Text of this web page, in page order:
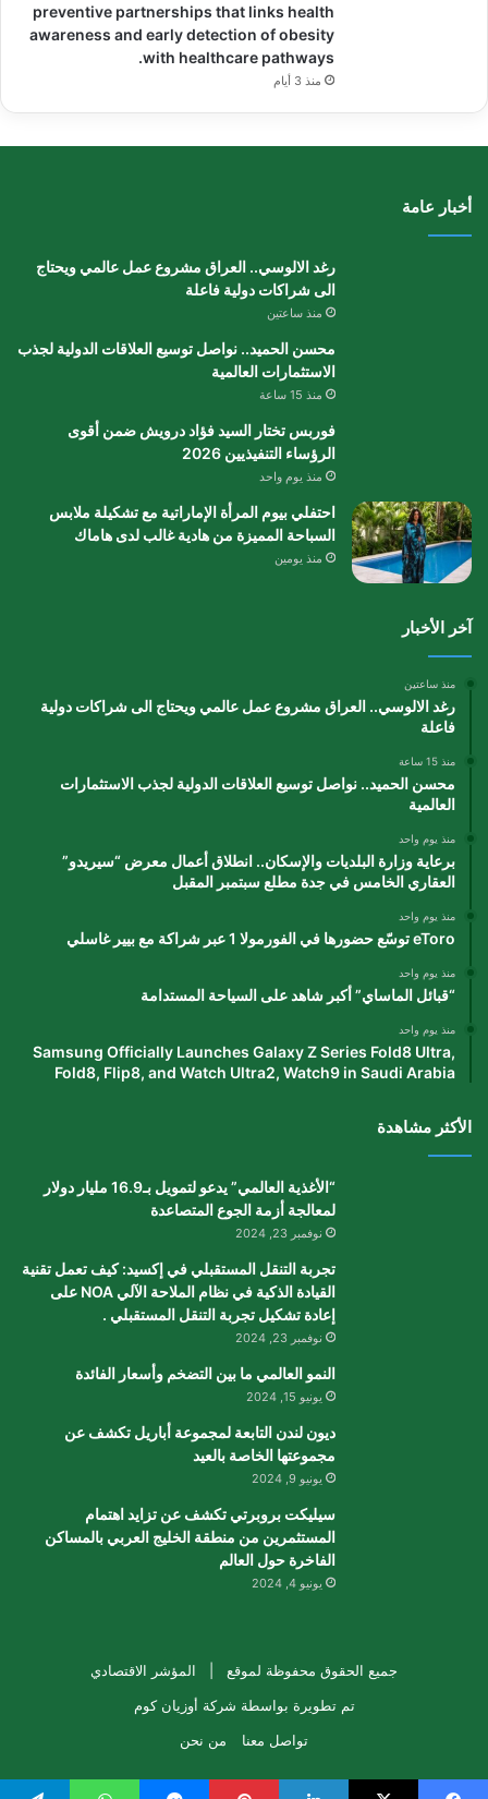
preventive partnerships that links health
awareness and early detection of obesity
with healthcare pathways.
منذ 3 أيام
أخبار عامة
رغد الالوسي.. العراق مشروع عمل عالمي ويحتاج
الى شراكات دولية فاعلة
منذ ساعتين
محسن الحميد.. نواصل توسيع العلاقات الدولية لجذب
الاستثمارات العالمية
منذ 15 ساعة
فوربس تختار السيد فؤاد درويش ضمن أقوى
الرؤساء التنفيذيين 2026
منذ يوم واحد
احتفلي بيوم المرأة الإماراتية مع تشكيلة ملابس
السباحة المميزة من هادية غالب لدى هاماك
منذ يومين
آخر الأخبار
منذ ساعتين
رغد الالوسي.. العراق مشروع عمل عالمي ويحتاج الى شراكات دولية
فاعلة
منذ 15 ساعة
محسن الحميد.. نواصل توسيع العلاقات الدولية لجذب الاستثمارات
العالمية
منذ يوم واحد
برعاية وزارة البلديات والإسكان.. انطلاق أعمال معرض “سيريدو”
العقاري الخامس في جدة مطلع سبتمبر المقبل
منذ يوم واحد
eToro توسّع حضورها في الفورمولا 1 عبر شراكة مع بيير غاسلي
منذ يوم واحد
“قبائل الماساي” أكبر شاهد على السياحة المستدامة
منذ يوم واحد
Samsung Officially Launches Galaxy Z Series Fold8 Ultra,
Fold8, Flip8, and Watch Ultra2, Watch9 in Saudi Arabia
الأكثر مشاهدة
“الأغذية العالمي” يدعو لتمويل بـ16.9 مليار دولار
لمعالجة أزمة الجوع المتصاعدة
نوفمبر 23, 2024
تجربة التنقل المستقبلي في إكسيد: كيف تعمل تقنية
القيادة الذكية في نظام الملاحة الآلي NOA على
إعادة تشكيل تجربة التنقل المستقبلي .
نوفمبر 23, 2024
النمو العالمي ما بين التضخم وأسعار الفائدة
يونيو 15, 2024
ديون لندن التابعة لمجموعة أباريل تكشف عن
مجموعتها الخاصة بالعيد
يونيو 9, 2024
سيليكت بروبرتي تكشف عن تزايد اهتمام
المستثمرين من منطقة الخليج العربي بالمساكن
الفاخرة حول العالم
يونيو 4, 2024
جميع الحقوق محفوظة لموقع | المؤشر الاقتصادي
تم تطويرة بواسطة شركة أوزيان كوم
تواصل معنا
من نحن